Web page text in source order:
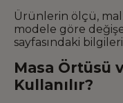
Ürünlerin ölçü,
modele göre
sayfasındaki
Masa Örtüsü
Kullanılır?